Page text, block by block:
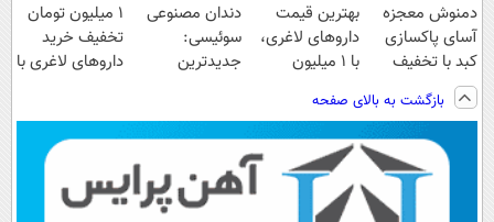
دمنوش معجزه
آسای پاکسازی
کبد با تخفیف
ویژه
بهترین قیمت
داروهای لاغری،
با ۱ میلیون
از داروخانه‌
دندان مصنوعی
سوئیسی:
جدیدترین
پرداخت قسطی
1 میلیون تومان
تخفیف خرید
داروهای لاغری با
یخ!
بازگشت به بالای صفحه